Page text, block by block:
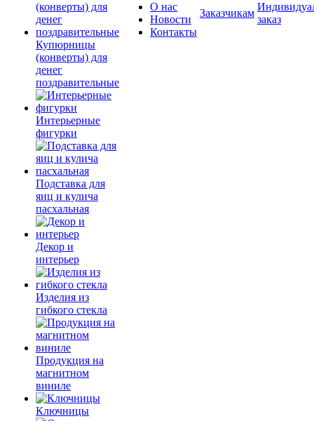
Купюрницы
(конверты) для
денег
поздравительные
Интерьерные
фигурки
Подставка для
яиц и кулича
пасхальная
Декор и
интерьер
Изделия из
гибкого стекла
Продукция на
магнитном
виниле
Ключницы
О нас
Новости
Контакты
Заказчикам
заказ